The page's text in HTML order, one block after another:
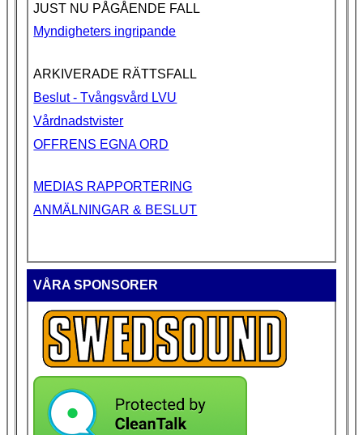
JUST NU PÅGÅENDE FALL
Myndigheters ingripande
ARKIVERADE RÄTTSFALL
Beslut - Tvångsvård LVU
Vårdnadstvister
OFFRENS EGNA ORD
MEDIAS RAPPORTERING
ANMÄLNINGAR & BESLUT
VÅRA SPONSORER